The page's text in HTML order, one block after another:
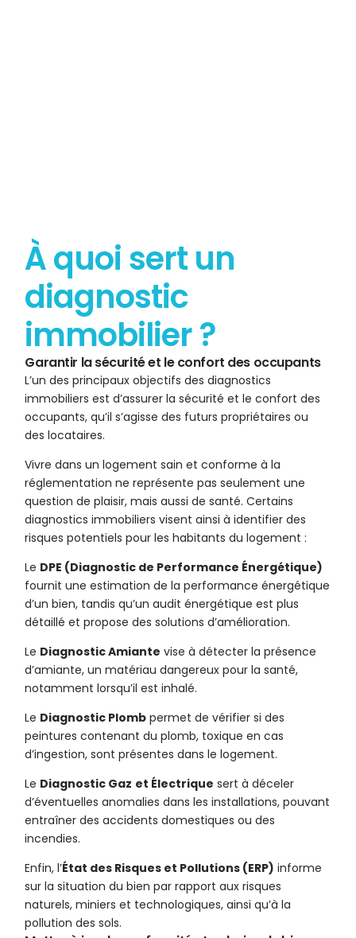
À quoi sert un
diagnostic
immobilier ?
Garantir la sécurité et le confort des occupants
L’un des principaux objectifs des diagnostics
immobiliers est d’assurer la sécurité et le confort des
occupants, qu’il s’agisse des futurs propriétaires ou
des locataires.
Vivre dans un logement sain et conforme à la
réglementation ne représente pas seulement une
question de plaisir, mais aussi de santé. Certains
diagnostics immobiliers visent ainsi à identifier des
risques potentiels pour les habitants du logement :
Le DPE (Diagnostic de Performance Énergétique)
fournit une estimation de la performance énergétique
d’un bien, tandis qu’un audit énergétique est plus
détaillé et propose des solutions d’amélioration.
Le Diagnostic Amiante vise à détecter la présence
d’amiante, un matériau dangereux pour la santé,
notamment lorsqu’il est inhalé.
Le Diagnostic Plomb permet de vérifier si des
peintures contenant du plomb, toxique en cas
d’ingestion, sont présentes dans le logement.
Le Diagnostic Gaz et Électrique sert à déceler
d’éventuelles anomalies dans les installations, pouvant
entraîner des accidents domestiques ou des
incendies.
Enfin, l’État des Risques et Pollutions (ERP) informe
sur la situation du bien par rapport aux risques
naturels, miniers et technologiques, ainsi qu’à la
pollution des sols.